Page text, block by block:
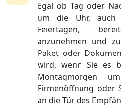
Egal ob Tag oder
um die Uhr, auch
Feiertagen,
anzunehmen und
Paket oder
wird, wenn Sie es
Montagmorgen
Firmenöffnung oder
an die Tür des